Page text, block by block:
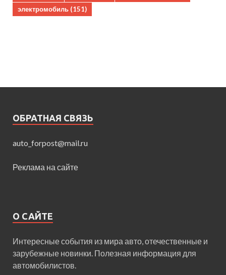
электромобиль (151)
ОБРАТНАЯ СВЯЗЬ
auto_forpost@mail.ru
Реклама на сайте
О САЙТЕ
Интересные события из мира авто, отечественные и
зарубежные новинки. Полезная информация для
автомобилистов.